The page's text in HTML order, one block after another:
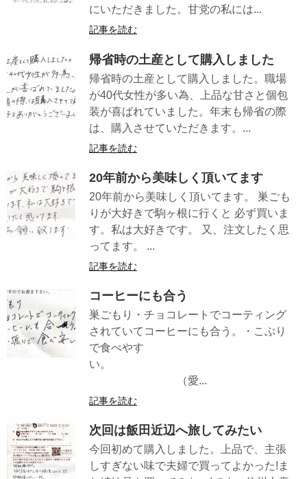
にいただきました。甘党の私には...
記事を読む
帰省時の土産として購入しました
帰省時の土産として購入しました。職場
が40代女性が多い為、上品な甘さと個包
装が喜ばれていました。年末も帰省の際
は、購入させていただきます。...
記事を読む
20年前から美味しく頂いてます
20年前から美味しく頂いてます。 巣ごも
りが大好きで駒ヶ根に行くと 必ず買いま
す。私は大好きです。 又、注文したく思
ってます。 ...
記事を読む
コーヒーにも合う
巣ごもり・チョコレートでコーティング
されていてコーヒーにも合う。・こぶり
で食べやす
い。
（愛...
記事を読む
次回は飯田近辺へ旅してみたい
今回初めて購入しました。上品で、主張
しすぎない味で夫婦で買ってよかった!ま